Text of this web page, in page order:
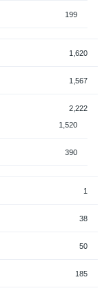
199
1,620
1,567
2,222
1,520
390
1
38
50
185